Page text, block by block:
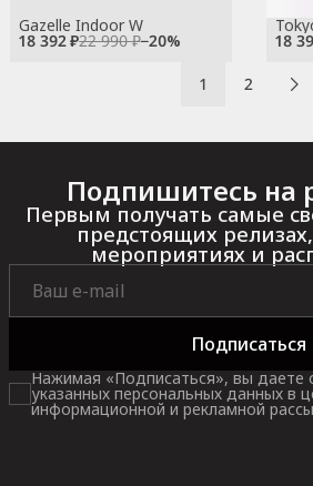
18 392 ₽22 990 ₽−20%
Gazelle Indoor W
18
1 2
Подпишитесь на
Первым получать самые
предстоящих
мероприятиях и
Подписаться
Нажимая «Подписаться», вы даете
указанных персональных данных в
информационной и рекламной